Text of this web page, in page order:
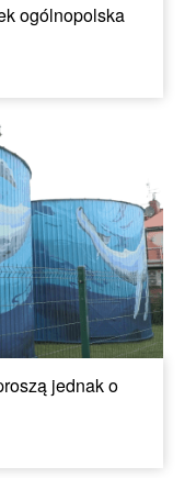
ogólnopolska
jednak o